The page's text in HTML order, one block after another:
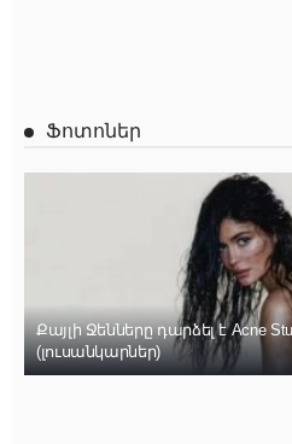
Ֆոտոներ
Քայլի Ջենները դարձել է Acne
(լուսանկարներ)